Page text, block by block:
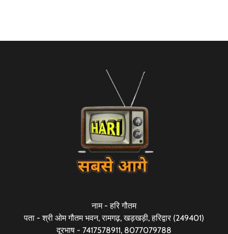
नाम - हरि गौतम
पता - श्री ओम गौतम भवन, रामगढ़, खड़खड़ी, हरिद्वार (249401)
दूरभाष - 7417578911, 8077079788